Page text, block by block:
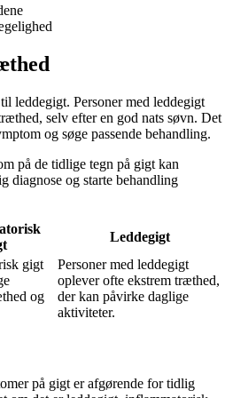
leddegigt. Personer med leddegigt
selv efter en god nats søvn. Det
og søge passende behandling.
på de tidlige tegn på gigt kan
diagnose og starte behandling
Leddegigt
gigt
og
Personer med leddegigt
oplever ofte ekstrem træthed,
der kan påvirke daglige
aktiviteter.
på gigt er afgørende for tidlig